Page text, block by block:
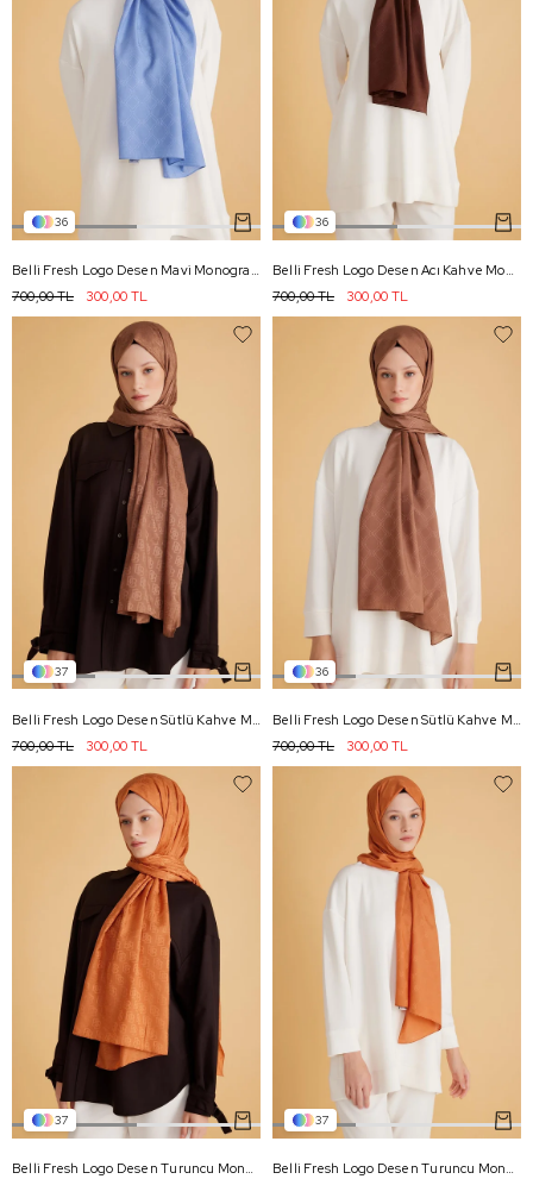
36
Belli Fresh Logo Desen Mavi Monogram Şal 2 - 94
300,00 TL
700,00 TL
36
Belli Fresh Logo Desen Acı Kahve Monogram Şal 2 - 92
300,00 TL
700,00 TL
37
300,00 TL
700,00 TL
36
300,00 TL
700,00 TL
37
Belli Fresh Logo Desen Turuncu Monogram Şal 1 - 89
37
Belli Fresh Logo Desen Turuncu Monogram Şal 3 - 89